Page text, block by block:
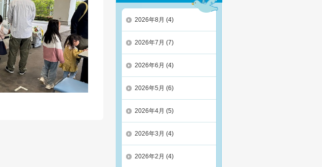
2026年8月 (4)
2026年7月 (7)
2026年6月 (4)
2026年5月 (6)
2026年4月 (5)
2026年3月 (4)
2026年2月 (4)